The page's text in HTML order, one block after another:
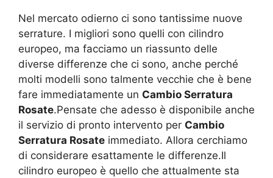
Nel mercato odierno ci sono tantissime nuove
serrature. I migliori sono quelli con cilindro
europeo, ma facciamo un riassunto delle
diverse differenze che ci sono, anche perché
molti modelli sono talmente vecchie che è bene
fare immediatamente un Cambio Serratura
Rosate.Pensate che adesso è disponibile anche
il servizio di pronto intervento per Cambio
Serratura Rosate immediato. Allora cerchiamo
di considerare esattamente le differenze.Il
cilindro europeo è quello che attualmente sta